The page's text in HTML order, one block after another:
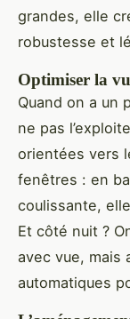
grandes, elle
robustesse et
Optimiser la
Quand on a un
ne pas
orientées vers
fenêtres : en
coulissante,
Et côté nuit ?
avec vue, mais
automatiques